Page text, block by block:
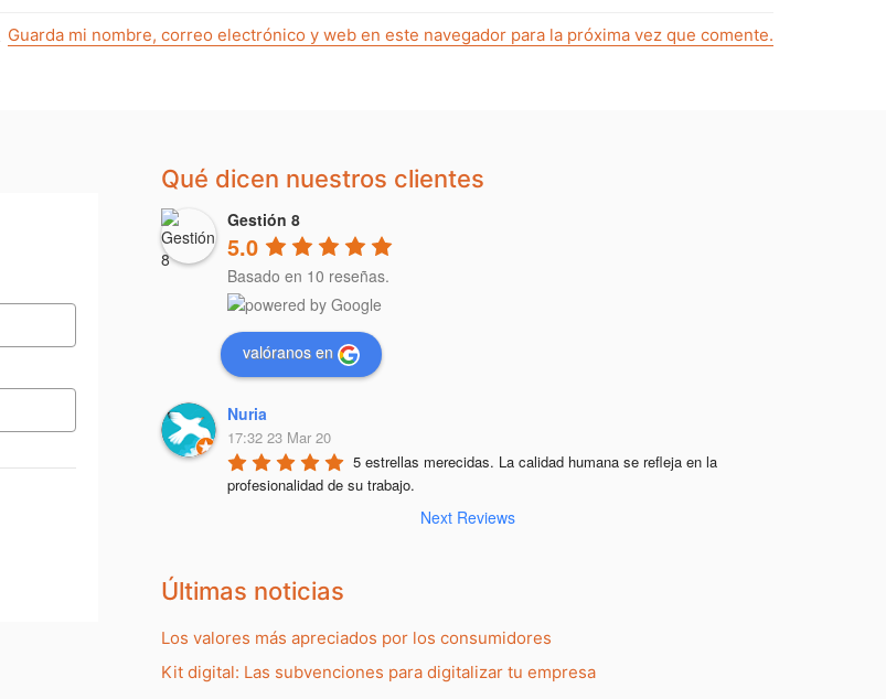
Guarda mi nombre, correo electrónico y web en este navegador para la próxima vez que comente.
Qué dicen nuestros clientes
Gestión 8
5.0
Basado en 10 reseñas.
valóranos en
Nuria
17:32 23 Mar 20
5 estrellas merecidas. La calidad humana se refleja en la
profesionalidad de su trabajo.
Next Reviews
Últimas noticias
Los valores más apreciados por los consumidores
Kit digital: Las subvenciones para digitalizar tu empresa